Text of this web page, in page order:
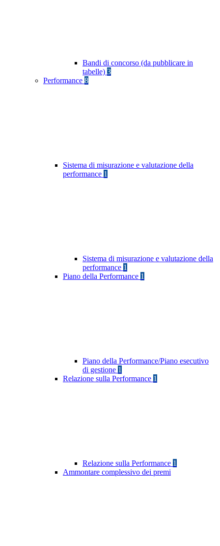
Bandi di concorso (da pubblicare in
tabelle) 3
Performance 8
Sistema di misurazione e valutazione della
performance 1
Sistema di misurazione e valutazione della
performance 1
Piano della Performance 1
Piano della Performance/Piano esecutivo
di gestione 1
Relazione sulla Performance 1
Relazione sulla Performance 1
Ammontare complessivo dei premi